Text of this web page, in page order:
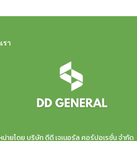
รา
น่ายโดย บริษัท ดีดี เจเนอรัล คอร์ปอเรชั่น จำกัด